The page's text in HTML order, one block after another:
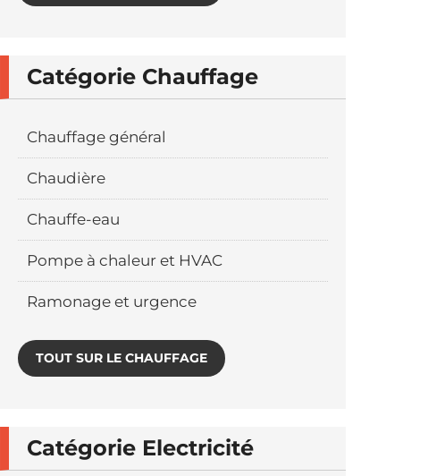
Catégorie Chauffage
Chauffage général
Chaudière
Chauffe-eau
Pompe à chaleur et HVAC
Ramonage et urgence
TOUT SUR LE CHAUFFAGE
Catégorie Electricité